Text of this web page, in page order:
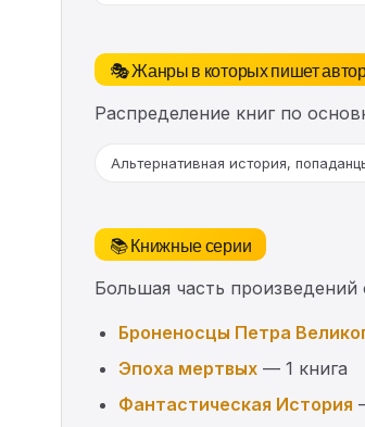
🎭 Жанры в которых пишет
Распределение книг по
Альтернативная история,
📚 Книжные серии
Большая часть
Броненосцы Петра
Эпоха мертвых — 1 книга
Фантастическая История